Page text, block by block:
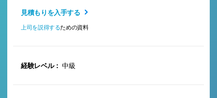
見積もりを入手する
上司を説得するための資料
経験レベル： 中級